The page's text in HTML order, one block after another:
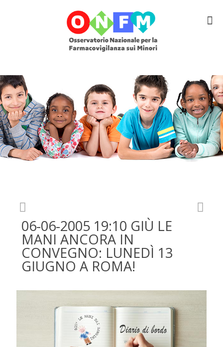
06-06-2005 19:10 GIÙ LE
MANI ANCORA IN
CONVEGNO: LUNEDÌ 13
GIUGNO A ROMA!